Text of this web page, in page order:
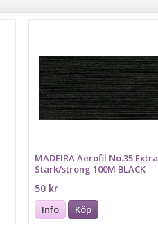
MADEIRA Aerofil No.35 Extra
Stark/strong 100M BLACK
50 kr
Info Köp